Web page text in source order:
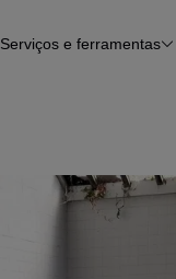
Serviços e ferramentas